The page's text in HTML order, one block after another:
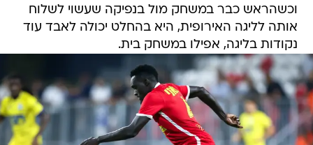
וכשהראש כבר במשחק מול בנפיקה שעשוי לשלוח
אותה לליגה האירופית, היא בהחלט יכולה לאבד עוד
נקודות בליגה, אפילו במשחק בית.